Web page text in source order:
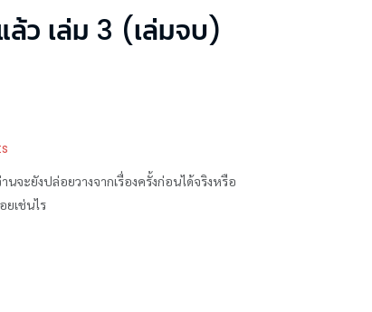
ล้ว เล่ม 3 (เล่มจบ)
นจะยังปล่อยวางจากเรื่องครั้งก่อนได้จริงหรือ
ยเช่นไร